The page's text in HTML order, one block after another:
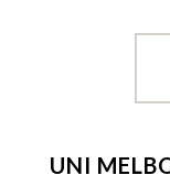
UNI